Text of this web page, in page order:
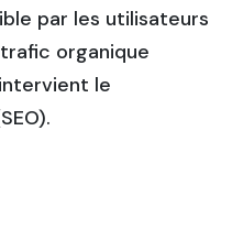
par les utilisateurs
organique
le